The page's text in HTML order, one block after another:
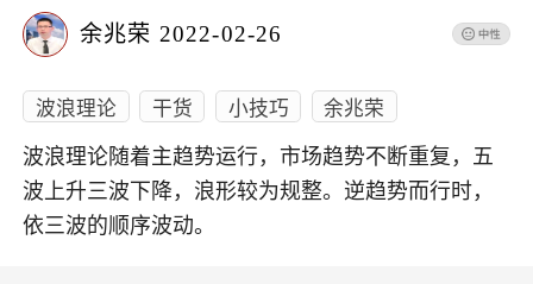
余兆荣 2022-02-26
波浪理论 干货 小技巧 余兆荣
波浪理论随着主趋势运行，市场趋势不断重复，五
波上升三波下降，浪形较为规整。逆趋势而行时，
依三波的顺序波动。